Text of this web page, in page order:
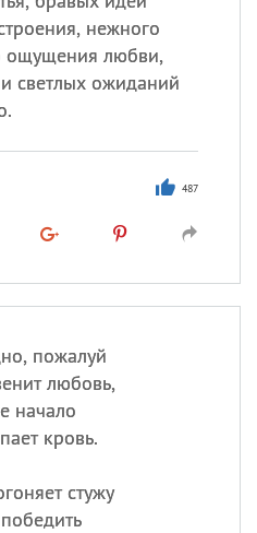
нежного
ощущения любви,
светлых ожиданий
487
пожалуй
любовь,
начало
кровь.
стужу
Национальный день
маяка
07.08 Годовщина битвы при
Анатолий, Афанасий,Борис
,Еще
Кристина
значение